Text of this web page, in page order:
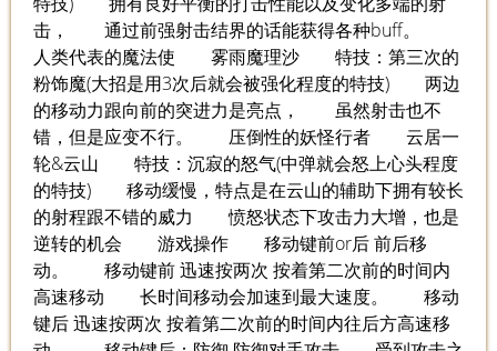
击， 通过前强射击结界的话能获得各种buff。
人类代表的魔法使 雾雨魔理沙 特技：第三次的
粉饰魔(大招是用3次后就会被强化程度的特技) 两边
的移动力跟向前的突进力是亮点， 虽然射击也不
错，但是应变不行。 压倒性的妖怪行者 云居一
轮&云山 特技：沉寂的怒气(中弹就会怒上心头程度
的特技) 移动缓慢，特点是在云山的辅助下拥有较长
的射程跟不错的威力 愤怒状态下攻击力大增，也是
逆转的机会 游戏操作 移动键前or后 前后移
动。 移动键前 迅速按两次 按着第二次前的时间内
高速移动 长时间移动会加速到最大速度。 移动
键后 迅速按两次 按着第二次前的时间内往后方高速移